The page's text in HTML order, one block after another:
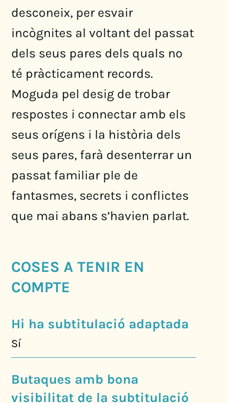
desconeix, per esvair
incògnites al voltant del passat
dels seus pares dels quals no
té pràcticament records.
Moguda pel desig de trobar
respostes i connectar amb els
seus orígens i la història dels
seus pares, farà desenterrar un
passat familiar ple de
fantasmes, secrets i conflictes
que mai abans s’havien parlat.
COSES A TENIR EN
COMPTE
Hi ha subtitulació adaptada
Sí
Butaques amb bona
visibilitat de la subtitulació